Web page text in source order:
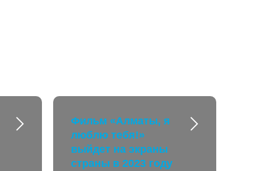
Фильм «Алматы, я
люблю тебя!»
выйдет на экраны
страны в 2023 году